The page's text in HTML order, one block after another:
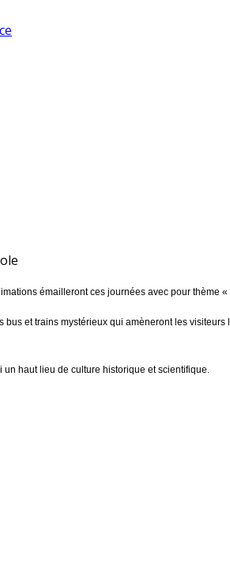
émailleront ces journées avec pour thème «
et trains mystérieux qui amèneront les visiteurs
un haut lieu de culture historique et scientifique.